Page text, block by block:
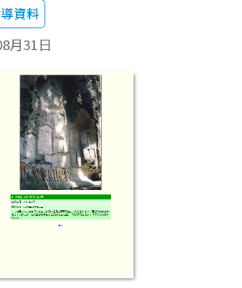
資料
月31日